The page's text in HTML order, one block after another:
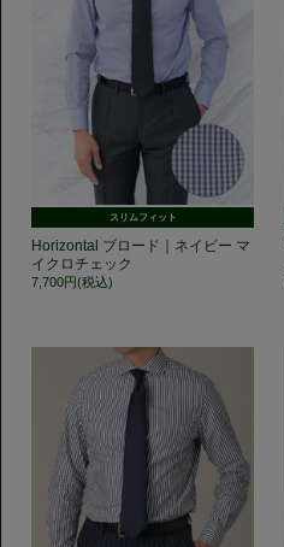
スリムフィット
Horizontal ブロード｜ネイビー マ
イクロチェック
7,700円(税込)